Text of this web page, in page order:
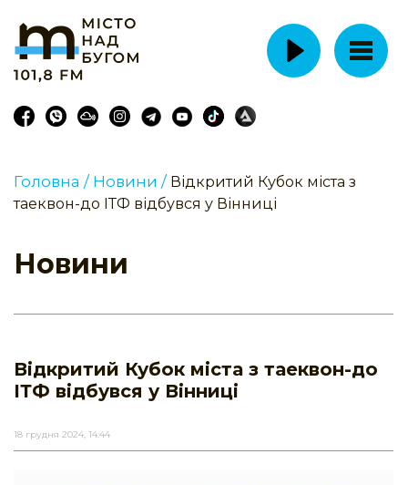
Головна / Новини / Відкритий Кубок міста з
таеквон-до ІТФ відбувся у Вінниці
Новини
Відкритий Кубок міста з таеквон-до
ІТФ відбувся у Вінниці
18 грудня 2024, 14:44